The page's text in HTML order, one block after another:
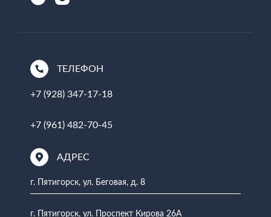
ТЕЛЕФОН
+7 (928) 347-17-18
+7 (961) 482-70-45
АДРЕС
г. Пятигорск, ул. Беговая, д. 8
г. Пятигорск, ул. Проспект Кирова 26А